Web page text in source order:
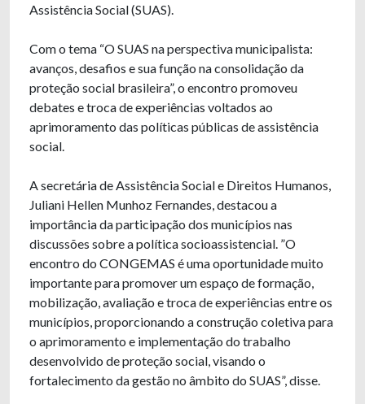
Assistência Social (SUAS).
Com o tema “O SUAS na perspectiva municipalista:
avanços, desafios e sua função na consolidação da
proteção social brasileira”, o encontro promoveu
debates e troca de experiências voltados ao
aprimoramento das políticas públicas de assistência
social.
A secretária de Assistência Social e Direitos Humanos,
Juliani Hellen Munhoz Fernandes, destacou a
importância da participação dos municípios nas
discussões sobre a política socioassistencial. ”O
encontro do CONGEMAS é uma oportunidade muito
importante para promover um espaço de formação,
mobilização, avaliação e troca de experiências entre os
municípios, proporcionando a construção coletiva para
o aprimoramento e implementação do trabalho
desenvolvido de proteção social, visando o
fortalecimento da gestão no âmbito do SUAS”, disse.